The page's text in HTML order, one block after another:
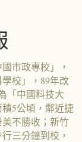
市政專校」，
校」，89年改
「中國科技大
5公頃，鄰近捷
不勝收；新竹
三分鐘到校，